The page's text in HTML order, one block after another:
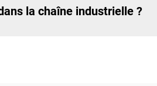
la chaîne industrielle ?